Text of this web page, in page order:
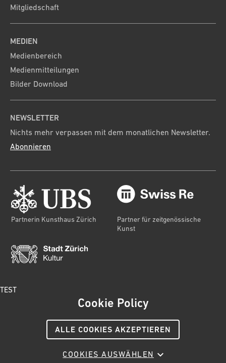
Mitgliedschaft
MEDIEN
Medienbereich
Medienmitteilungen
Bilder Download
NEWSLETTER
Nichts mehr verpassen mit dem monatlichen Newsletter.
Abonnieren
Partnerin Kunsthaus Zürich
Partner für zeitgenössische
Kunst
Datenschutz
Cookies-Richtlinie
Social Media
TEST
Cookie Policy
ALLE COOKIES AKZEPTIEREN
COOKIES AUSWÄHLEN